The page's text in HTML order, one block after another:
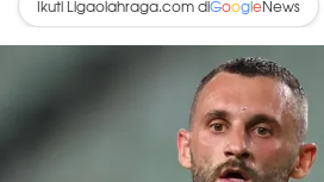
Ikuti Ligaolahraga.com diGoogleNews